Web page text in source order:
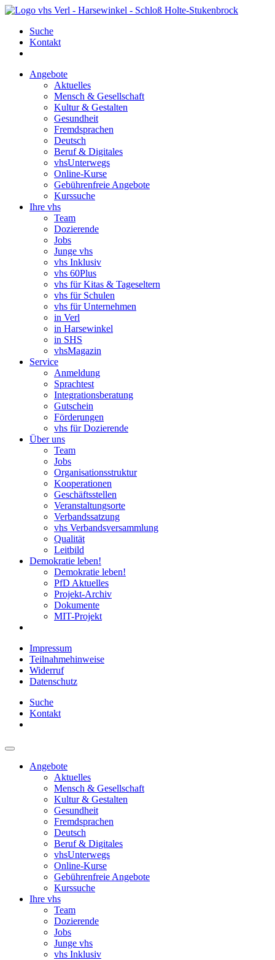
Suche
Kontakt
Angebote
Aktuelles
Mensch & Gesellschaft
Kultur & Gestalten
Gesundheit
Fremdsprachen
Deutsch
Beruf & Digitales
vhsUnterwegs
Online-Kurse
Gebührenfreie Angebote
Kurssuche
Ihre vhs
Team
Dozierende
Jobs
Junge vhs
vhs Inklusiv
vhs 60Plus
vhs für Kitas & Tageseltern
vhs für Schulen
vhs für Unternehmen
in Verl
in Harsewinkel
in SHS
vhsMagazin
Service
Anmeldung
Sprachtest
Integrationsberatung
Gutschein
Förderungen
vhs für Dozierende
Über uns
Team
Jobs
Organisationsstruktur
Kooperationen
Geschäftsstellen
Veranstaltungsorte
Verbandssatzung
vhs Verbandsversammlung
Qualität
Leitbild
Demokratie leben!
Demokratie leben!
PfD Aktuelles
Projekt-Archiv
Dokumente
MIT-Projekt
Impressum
Teilnahmehinweise
Widerruf
Datenschutz
Suche
Kontakt
Angebote
Aktuelles
Mensch & Gesellschaft
Kultur & Gestalten
Gesundheit
Fremdsprachen
Deutsch
Beruf & Digitales
vhsUnterwegs
Online-Kurse
Gebührenfreie Angebote
Kurssuche
Ihre vhs
Team
Dozierende
Jobs
Junge vhs
vhs Inklusiv